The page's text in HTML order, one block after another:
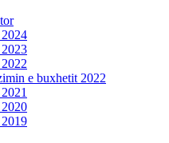
e buxhetit 2022